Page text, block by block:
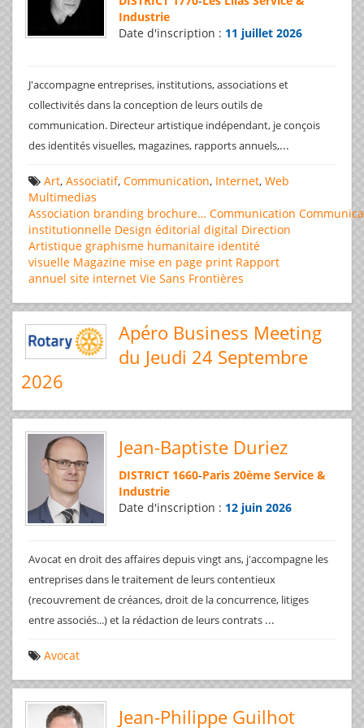
Industrie
Date d'inscription : 11 juillet 2026
J'accompagne entreprises, institutions, associations et
collectivités dans la conception de leurs outils de
communication. Directeur artistique indépendant, je conçois
des identités visuelles, magazines, rapports annuels,...
Art, Associatif, Communication, Internet, Web
Multimedias
Association branding brochure… Communication
institutionnelle Design éditorial digital Direction
Artistique graphisme humanitaire identité
visuelle Magazine mise en page print Rapport
annuel site internet Vie Sans Frontières
Apéro Business Meeting
du Jeudi 24 Septembre
2026
Jean-Baptiste Duriez
DISTRICT 1660-Paris 20ème Service &
Industrie
Date d'inscription : 12 juin 2026
Avocat en droit des affaires depuis vingt ans, j'accompagne les
entreprises dans le traitement de leurs contentieux
(recouvrement de créances, droit de la concurrence, litiges
entre associés...) et la rédaction de leurs contrats ...
Avocat
Jean-Philippe Guilhot